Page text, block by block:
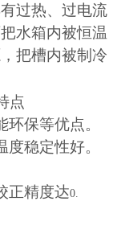
过热、过电流
水箱内被恒温
把槽内被制冷
点
保等优点。
稳定性好。
正精度达0.